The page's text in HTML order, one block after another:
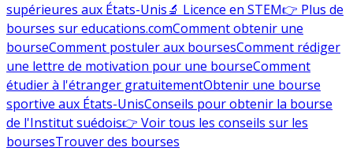
supérieures aux États-Unis🔬 Licence en STEM👉 Plus de
bourses sur educations.comComment obtenir une
bourseComment postuler aux boursesComment rédiger
une lettre de motivation pour une bourseComment
étudier à l'étranger gratuitementObtenir une bourse
sportive aux États-UnisConseils pour obtenir la bourse
de l'Institut suédois👉 Voir tous les conseils sur les
boursesTrouver des bourses